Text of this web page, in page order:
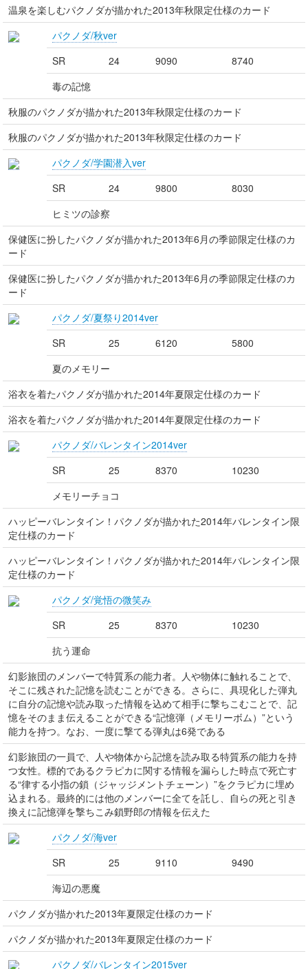
温泉を楽しむパクノダが描かれた2013年秋限定仕様のカード
パクノダ/秋ver
SR
24 9090
8740
毒の記憶
秋服のパクノダが描かれた2013年秋限定仕様のカード
秋服のパクノダが描かれた2013年秋限定仕様のカード
パクノダ/学園潜入ver
SR
24 9800
8030
ヒミツの診察
保健医に扮したパクノダが描かれた2013年6月の季節限定仕様のカ
ード
保健医に扮したパクノダが描かれた2013年6月の季節限定仕様のカ
ード
パクノダ/夏祭り2014ver
SR
25 6120
5800
夏のメモリー
浴衣を着たパクノダが描かれた2014年夏限定仕様のカード
浴衣を着たパクノダが描かれた2014年夏限定仕様のカード
パクノダ/バレンタイン2014ver
SR
25 8370
10230
メモリーチョコ
ハッピーバレンタイン！パクノダが描かれた2014年バレンタイン限
定仕様のカード
ハッピーバレンタイン！パクノダが描かれた2014年バレンタイン限
定仕様のカード
パクノダ/覚悟の微笑み
SR
25 8370
10230
抗う運命
幻影旅団のメンバーで特質系の能力者。人や物体に触れることで、
そこに残された記憶を読むことができる。さらに、具現化した弾丸
に自分の記憶や読み取った情報を込めて相手に撃ちこむことで、記
憶をそのまま伝えることができる“記憶弾（メモリーボム）”という
能力を持つ。なお、一度に撃てる弾丸は6発である
幻影旅団の一員で、人や物体から記憶を読み取る特質系の能力を持
つ女性。標的であるクラピカに関する情報を漏らした時点で死亡す
る“律する小指の鎖（ジャッジメントチェーン）”をクラピカに埋め
込まれる。最終的には他のメンバーに全てを託し、自らの死と引き
換えに記憶弾を撃ちこみ鎖野郎の情報を伝えた
パクノダ/海ver
SR
25 9110
9490
海辺の悪魔
パクノダが描かれた2013年夏限定仕様のカード
パクノダが描かれた2013年夏限定仕様のカード
パクノダ/バレンタイン2015ver